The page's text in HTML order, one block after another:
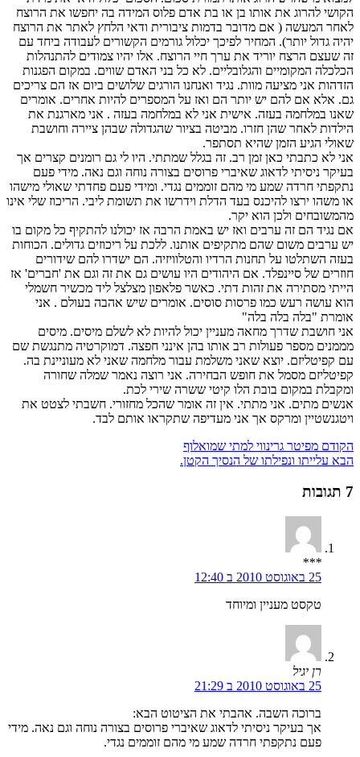
הקושי להרוג את אותו בן או בת אדם פלוס המידה בה יחפשו את הרוצח
לאחר המעשה ( אם מדובר בדמות ציבורית ודאי הלחץ לאתר את הרוצח
יהיה גדול יותר). המחיר לפיכך יכלול גורמים הקשורים לעבודה ביחד עם
זה שעצם הרצח יוריד את ערך חיי הרוצח. אלו יהיו צמודים להתנהלות
הכלכלה המקומיים והגלובליים. לא כל בני האדם שווים. במקום הפגנות
הזדהות אני מציעה מוות. נגיד ואנחנו הורגים שלושים ביום אז הם צריכים
גם. אלא אם להם יש יותר הם ואז על המספרים להיות אחרים. אומרים
שאנו במלחמה בעזה. אישית אני לא במלחמה בעזה . אני מארגנת את
הילדות לאחר שהן חזרו. מביטה בציור שהגדולה שבהן ציירה וחושבת
שאולי הגיע הזמן שהיא תסתפר.
אני לא כתבתי כאן זמן רב. זה בגלל שמתתי. היו לי גם רומנים קצרים אך
בעיקר ניסיתי לדאוג שאיברי פרוסים בצורה נוחה וגם נאה. מידי פעם
נתקפתי חרדה שמע מי מהם זוממים נגדי. ומידי פעם פחדתי שאולי מישהו
או משהו ירצו להיכנס בעד הדלת וידרשו את תשומת ליבי. הריכוז שלי אינו
מהמשובחים ולכן הוא יקר.
אם נגיד הם זה ערבים ואז יש באמת הרבה אז יכולנו להתקיף כל מקום בו
יש ערבים משום שהם מתקיפים אותנו. ללכת על ריכוזים גדולים. הכוחות
בעזה השתלטו על תחנות הרדיו והטלוויזיה. הם ישדרו להם שידורים
חוזרים של סיינפלד. אם היהודים היו עושים גם את זה וגם את 'חברים' אז
הייתי מסתירה את זהות דתי. כאשר פלאפון מצלצל ליד מכשיר חשמלי
הוא עושה רעש כמו פרסות סוסים. אומרים שיש אהבה בעולם . אני
אומרת "בלה בלה בלה"
אני חושבת שדרך מחאה מעניין יכול להיות לא לשלם מיסים. מיסים
מממנים מספר פעולות רב אותו בהן אינני חפצה. דמוקרטיה מתנגשת שם
עם קפיטליזם. יוצא שאני משלמת עבור מלחמה שאני לא מעוניינת בה.
קפיטליזם מסמל את חופש הבחירה. אני רוצה נאמר שמלה שחורה
ומקבלת במקום בובת הלו קיטי ששרה שירי לכת.
אנשים מתים. אני מתתי. אין זה אומר שהכל מחזורי. חשבתי לצטט את
ויטגנשטיין ומרקס אך אני מעדיפה שתקראו אותם לבד.
הקודם מפיטר גרינווי למתי שמואלוף
הבא עלייתו ונפילתו של הנסיך הקטן.
7 תגובות
***
25 באוגוסט 2010 ב 12:40
טקסט מעניין ומיוחד
רן יגיל
25 באוגוסט 2010 ב 21:29
ברוכה השבה. אהבתי את הציטוט הבא:
אך בעיקר ניסיתי לדאוג שאיברי פרוסים בצורה נוחה וגם נאה. מידי
פעם נתקפתי חרדה שמע מי מהם זוממים נגדי.